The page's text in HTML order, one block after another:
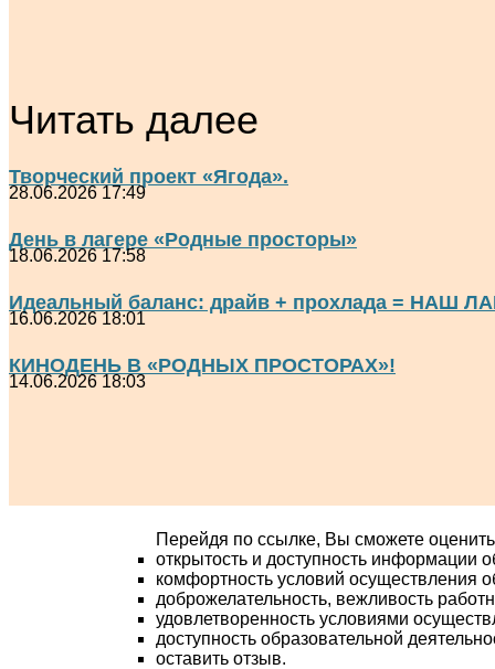
Читать далее
Творческий проект «Ягода».
28.06.2026 17:49
День в лагере «Родные просторы»
18.06.2026 17:58
Идеальный баланс: драйв + прохлада = НАШ
16.06.2026 18:01
КИНОДЕНЬ В «РОДНЫХ ПРОСТОРАХ»!
14.06.2026 18:03
Перейдя по ссылке, Вы сможете
открытость и доступность информации
комфортность условий осуществления
доброжелательность, вежливость
удовлетворенность условиями
доступность образовательной
оставить отзыв.